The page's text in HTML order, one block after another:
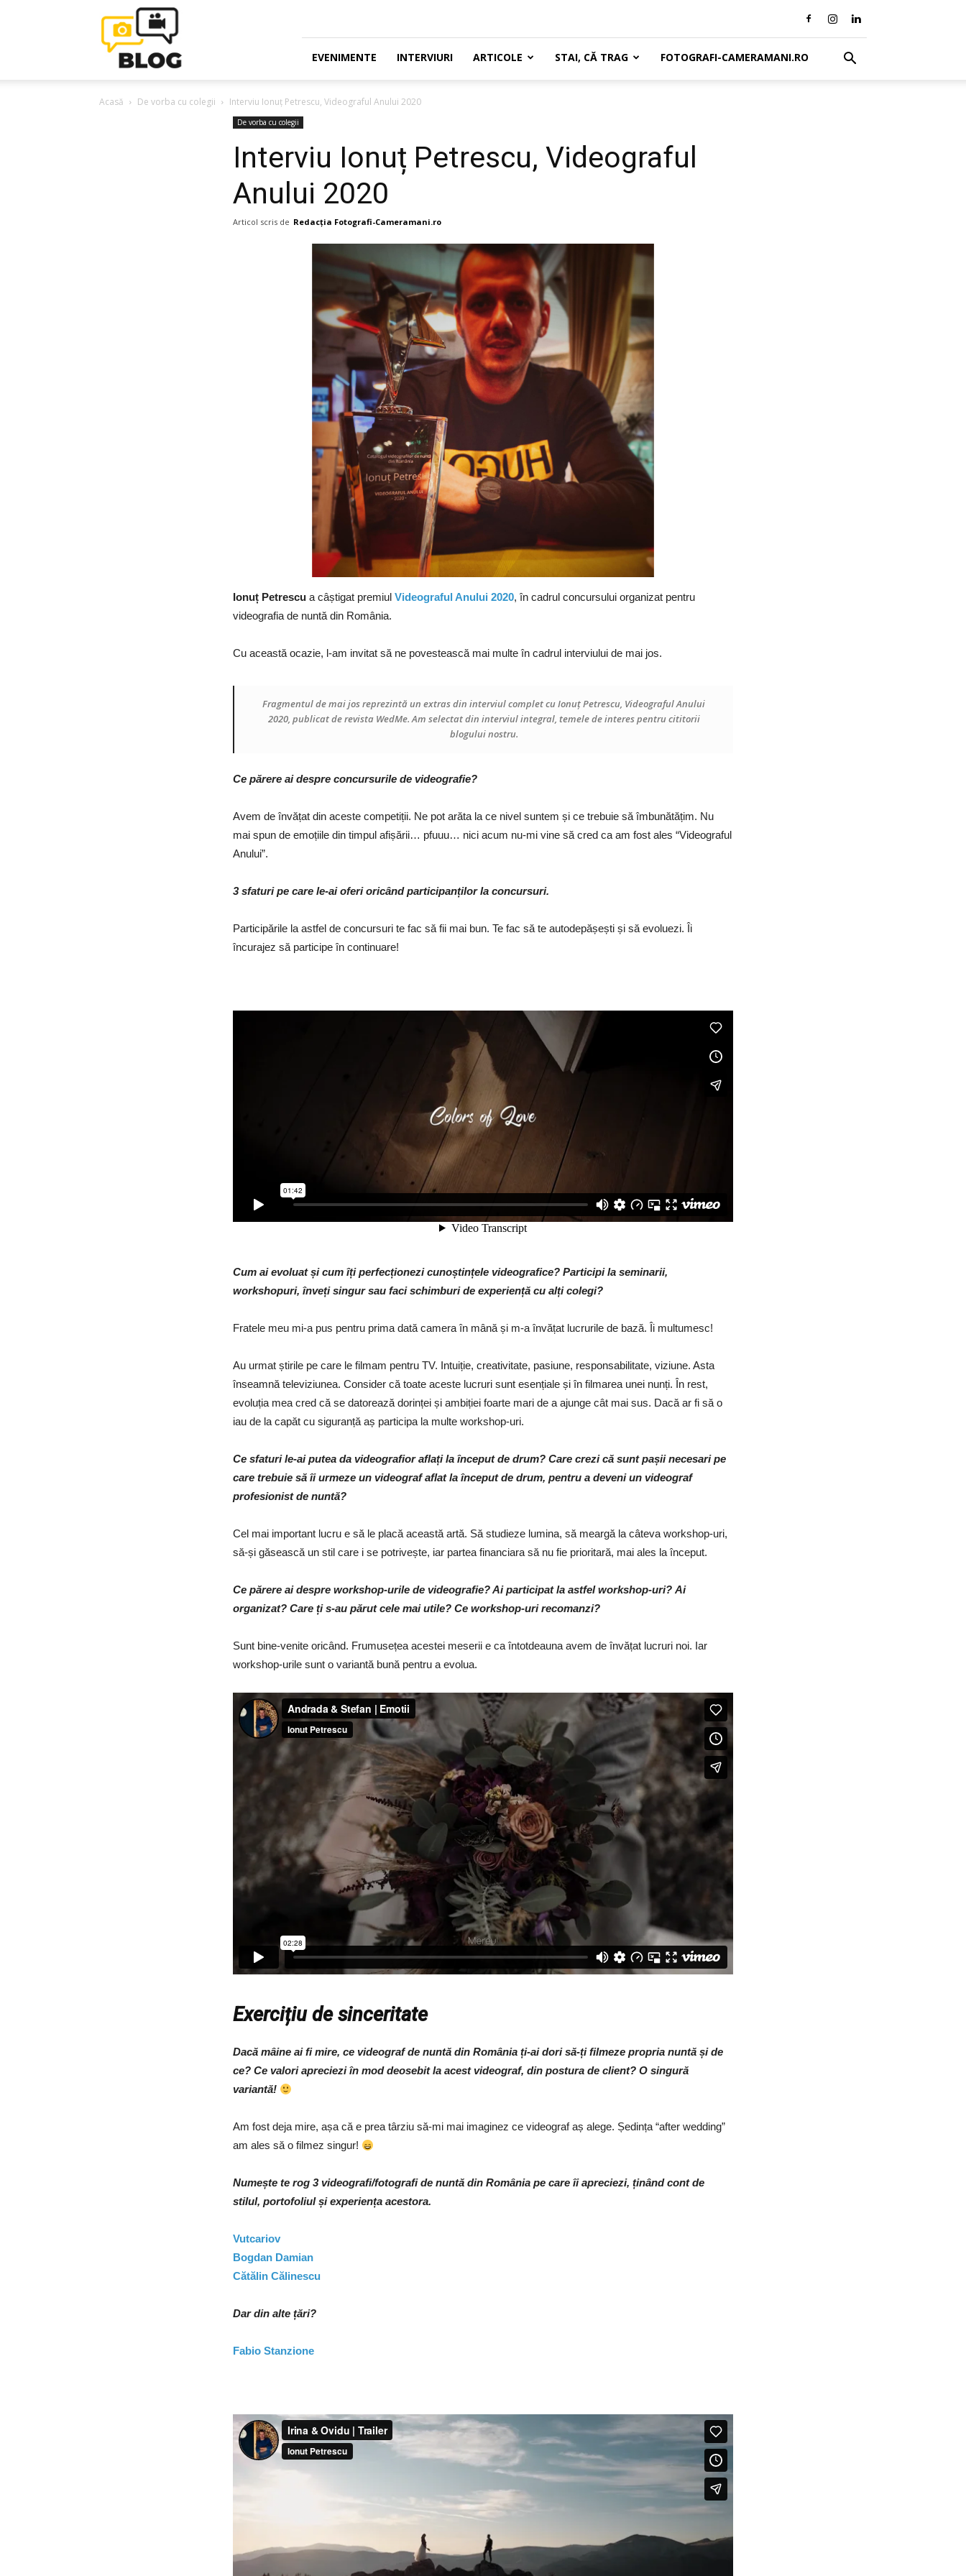
Fotografi-
Cameramani.ro
EVENIMENTE INTERVIURI ARTICOLE STAI, CĂ TRAG FOTOGRAFI-CAMERAMANI.RO
Acasă De vorba cu colegii Interviu Ionuț Petrescu, Videograful Anului 2020
De vorba cu colegii
Interviu Ionuț Petrescu, Videograful
Anului 2020
Articol scris de Redacția Fotografi-Cameramani.ro
Ionuț Petrescu a câștigat premiul Videograful Anului 2020, în cadrul concursului organizat pentru
videografia de nuntă din România.
Cu această ocazie, l-am invitat să ne povestească mai multe în cadrul interviului de mai jos.
Fragmentul de mai jos reprezintă un extras din interviul complet cu Ionuț Petrescu, Videograful Anului
2020, publicat de revista WedMe. Am selectat din interviul integral, temele de interes pentru cititorii
blogului nostru.
Ce părere ai despre concursurile de videografie?
Avem de învățat din aceste competiții. Ne pot arăta la ce nivel suntem și ce trebuie să îmbunătățim. Nu
mai spun de emoțiile din timpul afișării… pfuuu… nici acum nu-mi vine să cred ca am fost ales “Videograful
Anului”.
3 sfaturi pe care le-ai oferi oricând participanților la concursuri.
Participările la astfel de concursuri te fac să fii mai bun. Te fac să te autodepășești și să evoluezi. Îi
încurajez să participe în continuare!
Cum ai evoluat și cum îți perfecționezi cunoștințele videografice? Participi la seminarii,
workshopuri, înveți singur sau faci schimburi de experiență cu alți colegi?
Fratele meu mi-a pus pentru prima dată camera în mână și m-a învățat lucrurile de bază. Îi multumesc!
Au urmat știrile pe care le filmam pentru TV. Intuiție, creativitate, pasiune, responsabilitate, viziune. Asta
înseamnă televiziunea. Consider că toate aceste lucruri sunt esențiale și în filmarea unei nunți. În rest,
evoluția mea cred că se datorează dorinței și ambiției foarte mari de a ajunge cât mai sus. Dacă ar fi să o
iau de la capăt cu siguranță aș participa la multe workshop-uri.
Ce sfaturi le-ai putea da videografior aflați la început de drum? Care crezi că sunt pașii necesari pe
care trebuie să îi urmeze un videograf aflat la început de drum, pentru a deveni un videograf
profesionist de nuntă?
Cel mai important lucru e să le placă această artă. Să studieze lumina, să meargă la câteva workshop-uri,
să-și găsească un stil care i se potrivește, iar partea financiara să nu fie prioritară, mai ales la început.
Ce părere ai despre workshop-urile de videografie? Ai participat la astfel workshop-uri? Ai
organizat? Care ți s-au părut cele mai utile? Ce workshop-uri recomanzi?
Sunt bine-venite oricând. Frumusețea acestei meserii e ca întotdeauna avem de învățat lucruri noi. Iar
workshop-urile sunt o variantă bună pentru a evolua.
Exercițiu de sinceritate
Dacă mâine ai fi mire, ce videograf de nuntă din România ți-ai dori să-ți filmeze propria nuntă și de
ce? Ce valori apreciezi în mod deosebit la acest videograf, din postura de client? O singură
variantă!
Am fost deja mire, așa că e prea târziu să-mi mai imaginez ce videograf aș alege. Ședința “after wedding”
am ales să o filmez singur!
Numește te rog 3 videografi/fotografi de nuntă din România pe care îi apreciezi, ținând cont de
stilul, portofoliul și experiența acestora.
Vutcariov
Bogdan Damian
Cătălin Călinescu
Dar din alte țări?
Fabio Stanzione